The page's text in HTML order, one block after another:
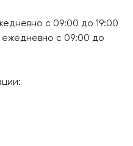
с 09:00 до 19:00
с 09:00 до